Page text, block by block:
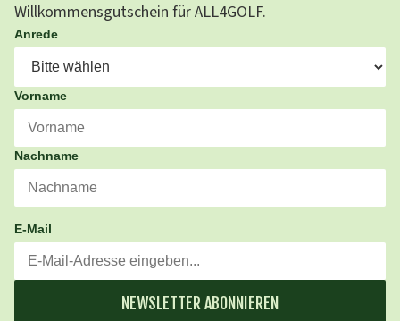
Willkommensgutschein für ALL4GOLF.
Anrede
Vorname
Nachname
E-Mail
NEWSLETTER ABONNIEREN